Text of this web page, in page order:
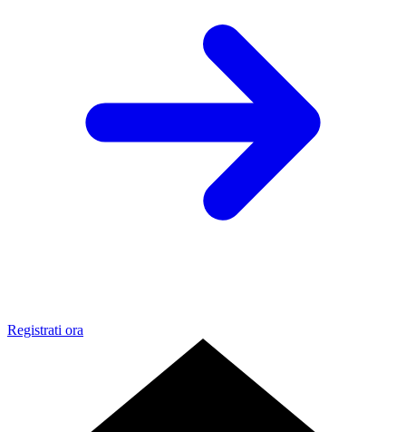
Registrati ora